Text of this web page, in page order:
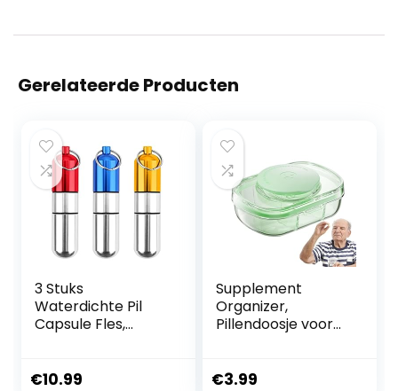
Gerelateerde Producten
3 Stuks
Waterdichte Pil
Capsule Fles,
Houder, Aluminium
€10.99
Supplement
Organizer,
Pillendoosje voor
pillendoosje met 3
€3.99